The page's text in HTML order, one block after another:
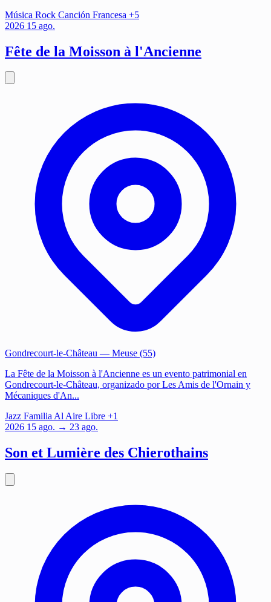
Música Rock Canción Francesa +5
2026 15 ago.
Fête de la Moisson à l'Ancienne
Gondrecourt-le-Château — Meuse (55)
La Fête de la Moisson à l'Ancienne es un evento patrimonial en
Gondrecourt-le-Château, organizado por Les Amis de l'Ornain y
Mécaniques d'An...
Jazz FamiliaAl Aire Libre +1
2026 15 ago. → 23 ago.
Son et Lumière des Chierothains